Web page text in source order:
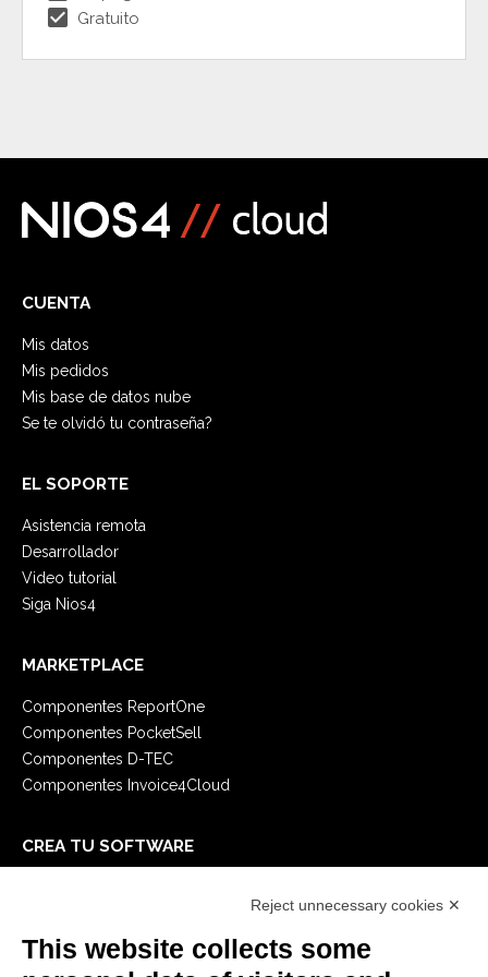
check_box Gratuito
CUENTA
Mis datos
Mis pedidos
Mis base de datos nube
Se te olvidó tu contraseña?
EL SOPORTE
Asistencia remota
Desarrollador
Video tutorial
Siga Nios4
MARKETPLACE
Componentes ReportOne
Componentes PocketSell
Componentes D-TEC
Componentes Invoice4Cloud
CREA TU SOFTWARE
E-Book
Reject unnecessary cookies ✕
This website collects some